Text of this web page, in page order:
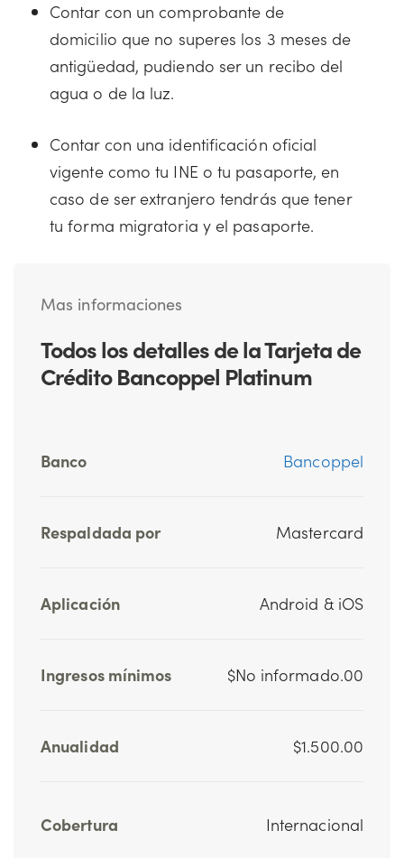
Contar con un comprobante de
domicilio que no superes los 3 meses de
antigüedad, pudiendo ser un recibo del
agua o de la luz.
Contar con una identificación oficial
vigente como tu INE o tu pasaporte, en
caso de ser extranjero tendrás que tener
tu forma migratoria y el pasaporte.
Mas informaciones
Todos los detalles de la Tarjeta de
Crédito Bancoppel Platinum
Banco Bancoppel
Respaldada por Mastercard
Aplicación Android & iOS
Ingresos mínimos $No informado.00
Anualidad $1.500.00
Cobertura Internacional